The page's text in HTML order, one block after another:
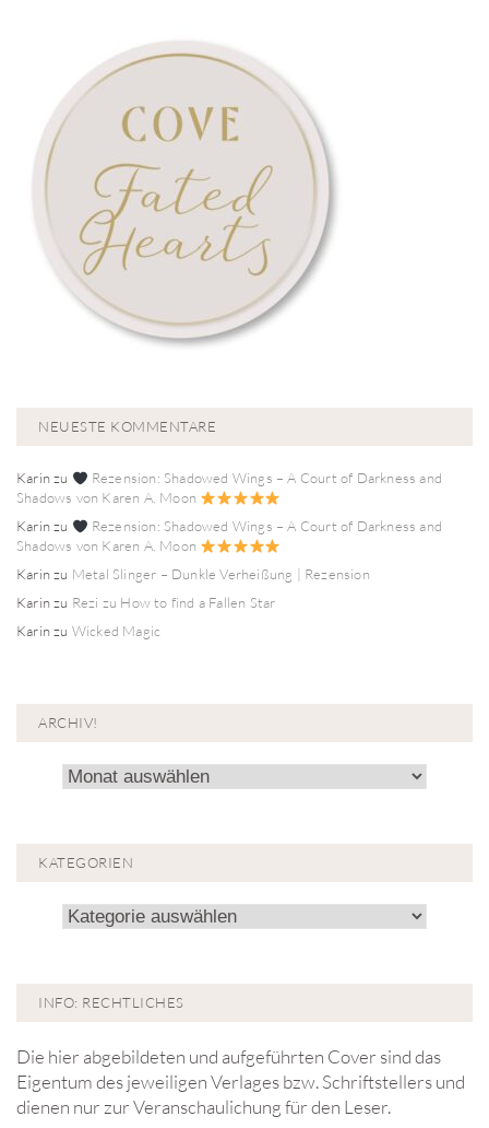
NEUESTE KOMMENTARE
Karinzu
Rezension: Shadowed Wings – A Court of Darkness and
Shadows von Karen A. Moon
Karinzu
Rezension: Shadowed Wings – A Court of Darkness and
Shadows von Karen A. Moon
Karinzu Metal Slinger – Dunkle Verheißung | Rezension
Karinzu Rezi zu How to find a Fallen Star
Karinzu Wicked Magic
ARCHIV!
Archiv!
KATEGORIEN
Kategorien
INFO: RECHTLICHES
Die hier abgebildeten und aufgeführten Cover sind das
Eigentum des jeweiligen Verlages bzw. Schriftstellers und
dienen nur zur Veranschaulichung für den Leser.